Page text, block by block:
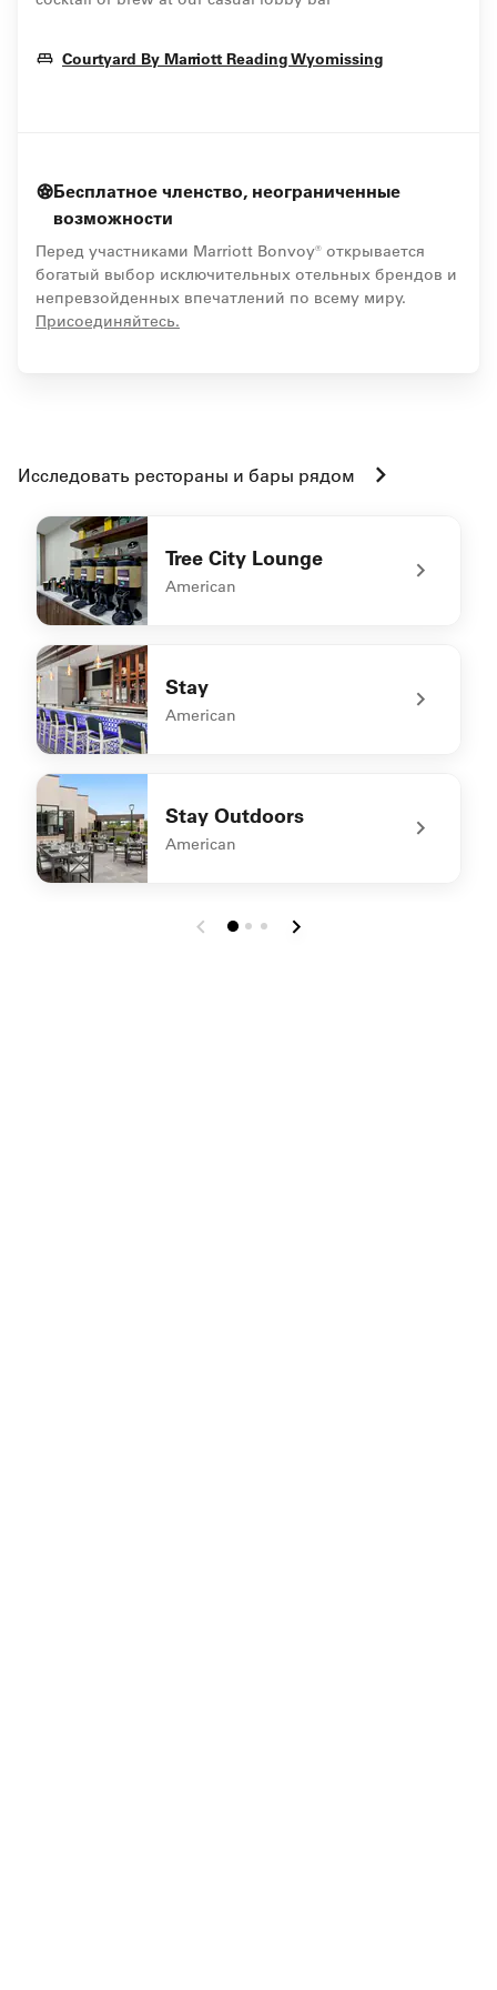
Courtyard By Marriott Reading Wyomissing
Бесплатное членство, неограниченные
возможности
Перед участниками Marriott Bonvoy® открывается
богатый выбор исключительных отельных брендов и
непревзойденных впечатлений по всему миру.
Присоединяйтесь.
Исследовать рестораны и бары рядом
Tree City Lounge
American
undefined Tree City Lounge
Stay
American
undefined Stay
Stay Outdoors
American